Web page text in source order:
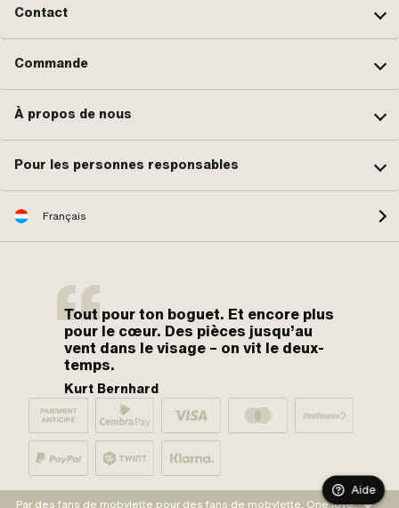
Contact
Commande
À propos de nous
Pour les personnes responsables
Français
Tout pour ton boguet. Et encore plus
pour le cœur. Des pièces jusqu’au
vent dans le visage – on vit le deux-
temps.
Kurt Bernhard
Par des fans de mobylette pour des fans de mobylette. One love.
Aide